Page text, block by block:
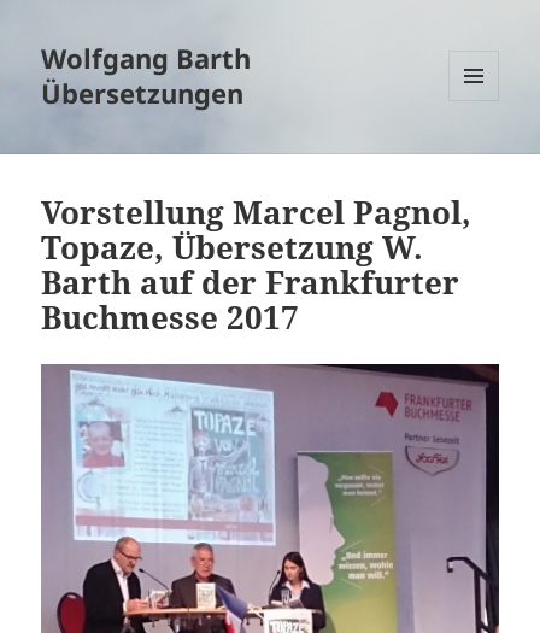
Wolfgang Barth
Übersetzungen
WIDGETS
Vorstellung Marcel Pagnol,
Topaze, Übersetzung W.
Barth auf der Frankfurter
Buchmesse 2017